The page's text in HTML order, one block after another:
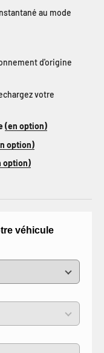
au mode
d'origine
votre
(en option)
option)
option)
véhicule